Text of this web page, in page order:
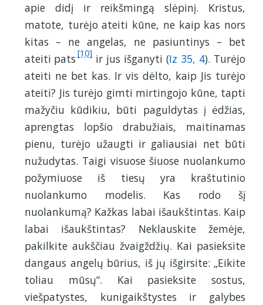
apie didį ir reikšmingą slėpinį. Kristus,
matote, turėjo ateiti kūne, ne kaip kas nors
kitas – ne angelas, ne pasiuntinys – bet
ateiti pats [10] ir jus išganyti (Iz 35, 4). Turėjo
ateiti ne bet kas. Ir vis dėlto, kaip Jis turėjo
ateiti? Jis turėjo gimti mirtingojo kūne, tapti
mažyčiu kūdikiu, būti paguldytas į ėdžias,
aprengtas lopšio drabužiais, maitinamas
pienu, turėjo užaugti ir galiausiai net būti
nužudytas. Taigi visuose šiuose nuolankumo
požymiuose iš tiesų yra kraštutinio
nuolankumo modelis. Kas rodo šį
nuolankumą? Kažkas labai išaukštintas. Kaip
labai išaukštintas? Neklauskite žemėje,
pakilkite aukščiau žvaigždžių. Kai pasieksite
dangaus angelų būrius, iš jų išgirsite: „Eikite
toliau mūsų“. Kai pasieksite sostus,
viešpatystes, kunigaikštystes ir galybes